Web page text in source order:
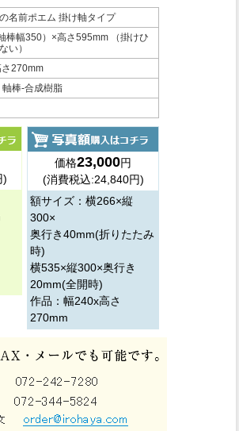
名前ポエム 掛け軸タイプ
棒幅350）×高さ595mm （掛けひ
い）
270mm
棒-合成樹脂
)
価格23,000円
(消費税込:24,840円)
額サイズ：横266×縦
300×
奥行き40mm(折りたたみ
時)
横535×縦300×奥行き
20mm(全開時)
作品：幅240x高さ
270mm